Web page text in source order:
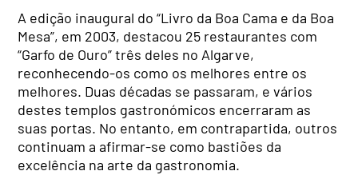
A edição inaugural do “Livro da Boa Cama e da Boa
Mesa”, em 2003, destacou 25 restaurantes com
“Garfo de Ouro” três deles no Algarve,
reconhecendo-os como os melhores entre os
melhores. Duas décadas se passaram, e vários
destes templos gastronómicos encerraram as
suas portas. No entanto, em contrapartida, outros
continuam a afirmar-se como bastiões da
excelência na arte da gastronomia.